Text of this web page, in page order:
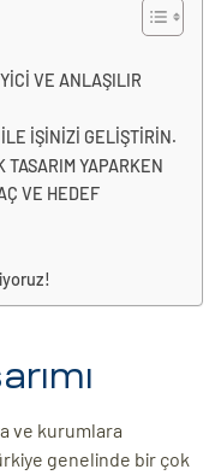
VE ANLAŞILIR
İŞİNİZİ GELİŞTİRİN.
YAPARKEN
VE HEDEF
ve kurumlara
genelinde bir çok